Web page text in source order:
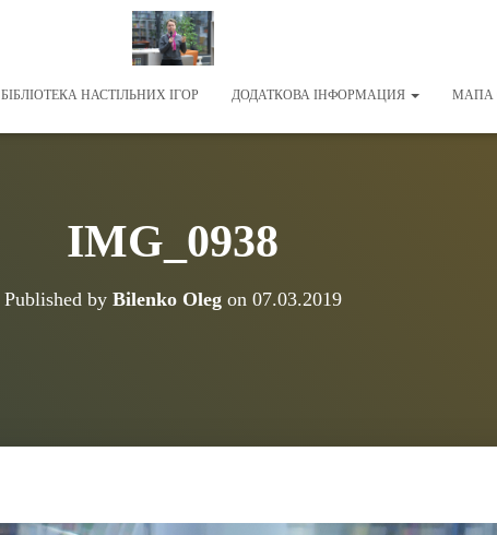
БІБЛІОТЕКА НАСТІЛЬНИХ ІГОР ДОДАТКОВА ІНФОРМАЦИЯ МАПА
IMG_0938
Published by Bilenko Olegon 07.03.2019